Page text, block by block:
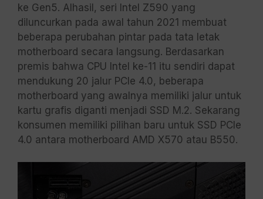
ke Gen5. Alhasil, seri Intel Z590 yang
diluncurkan pada awal tahun 2021 membuat
beberapa perubahan pintar pada tata letak
motherboard secara langsung. Berdasarkan
premis bahwa CPU Intel ke-11 itu sendiri dapat
mendukung 20 jalur PCIe 4.0, beberapa
motherboard yang awalnya memiliki jalur untuk
kartu grafis diganti menjadi SSD M.2. Sekarang
konsumen memiliki pilihan baru untuk SSD PCIe
4.0 antara motherboard AMD X570 atau B550.